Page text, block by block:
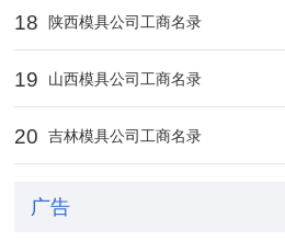
18 陕西模具公司工商名录
19 山西模具公司工商名录
20 吉林模具公司工商名录
广告